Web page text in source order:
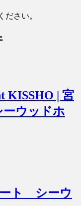
ださい。
KISSHO | 宮
ウッドホ
ート シーウ